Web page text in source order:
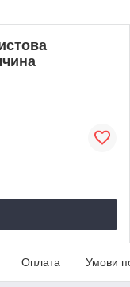
Оплата Умови